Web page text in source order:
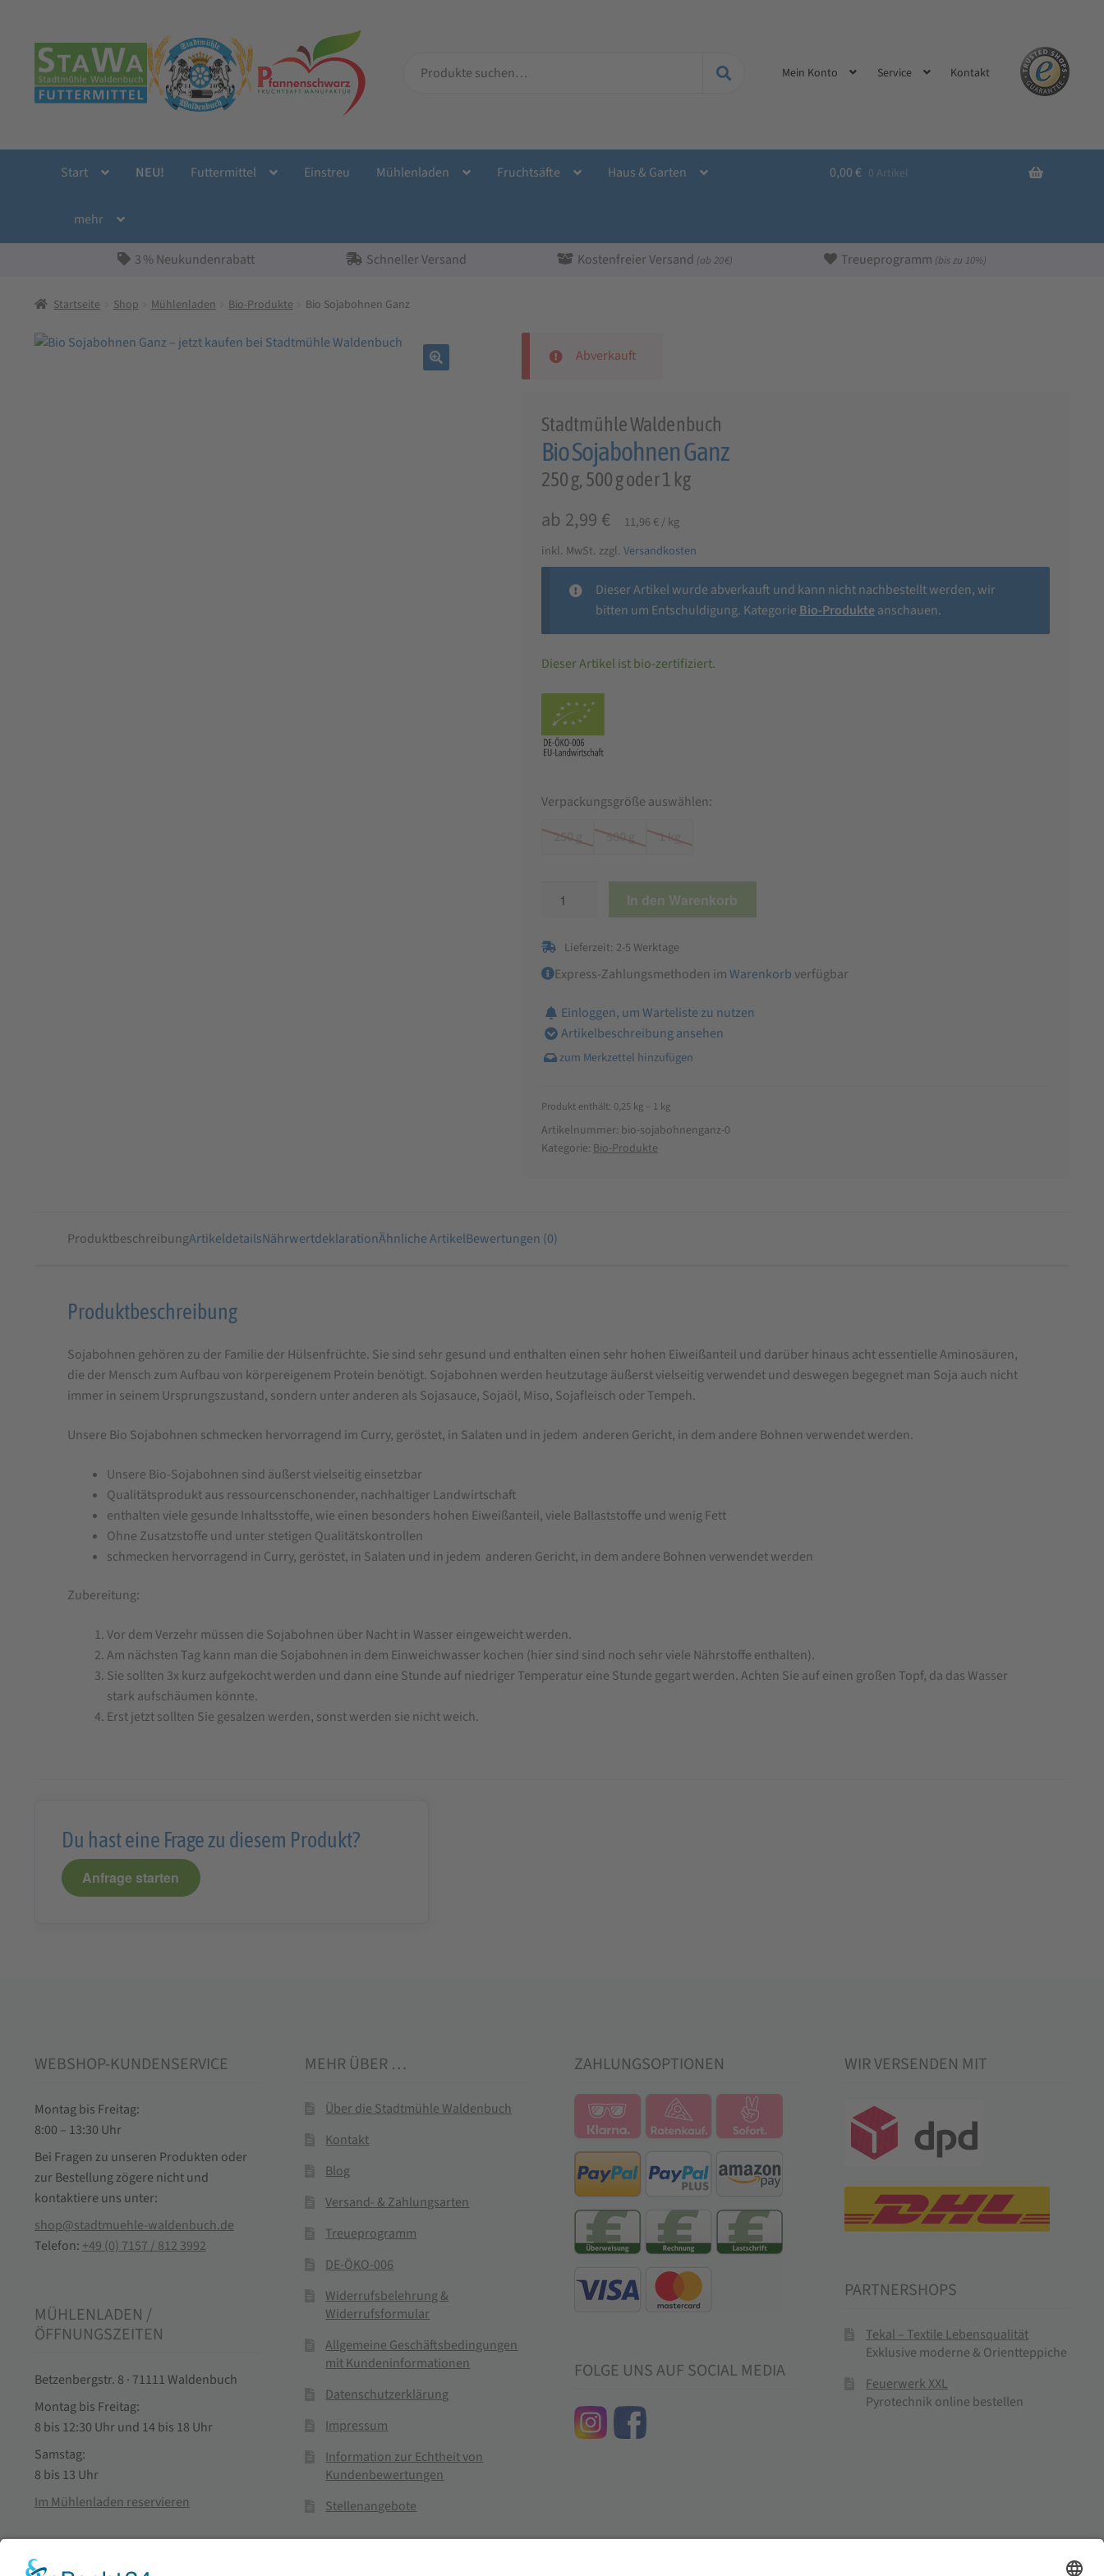
Navigation
springen
Inhalt
springen
nach:
Mein Konto Service Kontakt
Start NEU! Futtermittel Einstreu Mühlenladen Fruchtsäfte Haus & Garten
mehr
0,00 € 0 Artikel
3 % Neukundenrabatt Schneller Versand Kostenfreier Versand (ab 20 €) Treueprogramm (bis zu 10%)
Startseite Shop Mühlenladen Bio-Produkte Bio Sojabohnen Ganz
Abverkauft
Stadtmühle Waldenbuch
Bio Sojabohnen Ganz
250 g, 500 g oder 1 kg
ab 2,99 € 11,96 € /kg
inkl. MwSt. zzgl. Versandkosten
Dieser Artikel wurde abverkauft und kann nicht nachbestellt werden, wir
bitten um Entschuldigung. Kategorie Bio-Produkteanschauen.
Dieser Artikel ist bio-zertifiziert.
Verpackungsgröße auswählen:
250 g
500 g 1 kg
Sojabohnen
Menge
In den Warenkorb
Lieferzeit: 2-5 Werktage
Express-Zahlungsmethoden imWarenkorb verfügbar
Einloggen, um Warteliste zu nutzen
Artikelbeschreibung ansehen
Produkt enthält: 0,25 kg– 1 kg
Artikelnummer: bio-sojabohnenganz-0
Kategorie: Bio-Produkte
ProduktbeschreibungArtikeldetailsNährwertdeklarationÄhnliche ArtikelBewertungen (0)
Produktbeschreibung
Bio
Sojabohnen
Produktbeschreibung
Sojabohnen gehören zu der Familie der Hülsenfrüchte. Sie sind sehr gesund und enthalten einen sehr hohen Eiweißanteil und darüber hinaus acht essentielle Aminosäuren,
die der Mensch zum Aufbau von körpereigenem Protein benötigt. Sojabohnen werden heutzutage äußerst vielseitig verwendet und deswegen begegnet man Soja auch nicht
immer in seinem Ursprungszustand, sondern unter anderen als Sojasauce, Sojaöl, Miso, Sojafleisch oder Tempeh.
Unsere Bio Sojabohnen schmecken hervorragend im Curry, geröstet, in Salaten und in jedem anderen Gericht, in dem andere Bohnen verwendet werden.
Unsere Bio-Sojabohnen sind äußerst vielseitig einsetzbar
Qualitätsprodukt aus ressourcenschonender, nachhaltiger Landwirtschaft
enthalten viele gesunde Inhaltsstoffe, wie einen besonders hohen Eiweißanteil, viele Ballaststoffe und wenig Fett
Ohne Zusatzstoffe und unter stetigen Qualitätskontrollen
schmecken hervorragend in Curry, geröstet, in Salaten und in jedem anderen Gericht, in dem andere Bohnen verwendet werden
Zubereitung:
Vor dem Verzehr müssen die Sojabohnen über Nacht in Wasser eingeweicht werden.
Am nächsten Tag kann man die Sojabohnen in dem Einweichwasser kochen (hier sind sind noch sehr viele Nährstoffe enthalten).
Sie sollten 3x kurz aufgekocht werden und dann eine Stunde auf niedriger Temperatur eine Stunde gegart werden. Achten Sie auf einen großen Topf, da das Wasser
stark aufschäumen könnte.
Erst jetzt sollten Sie gesalzen werden, sonst werden sie nicht weich.
Du hast eine Frage zu diesem Produkt?
Anfrage starten
WEBSHOP-KUNDENSERVICE
Montag bis Freitag:
8:00 – 13:30 Uhr
Bei Fragen zu unseren Produkten oder
zur Bestellung zögere nicht und
kontaktiere uns unter:
shop@stadtmuehle-waldenbuch.de
Telefon: +49 (0) 7157 / 812 3992
MÜHLENLADEN /
ÖFFNUNGSZEITEN
Betzenbergstr. 8 · 71111 Waldenbuch
Montag bis Freitag:
8 bis 12:30 Uhr und 14 bis 18 Uhr
Samstag:
8 bis 13 Uhr
Im Mühlenladen reservieren
MEHR ÜBER …
Über die Stadtmühle Waldenbuch
Kontakt
Blog
Versand- & Zahlungsarten
Treueprogramm
DE-ÖKO-006
Widerrufsbelehrung &
Widerrufsformular
Allgemeine Geschäftsbedingungen
mit Kundeninformationen
Datenschutzerklärung
Impressum
Information zur Echtheit von
Kundenbewertungen
Stellenangebote
ZAHLUNGSOPTIONEN
FOLGE UNS AUF SOCIAL MEDIA
WIR VERSENDEN MIT
PARTNERSHOPS
Tekal – Textile Lebensqualität
Exklusive moderne & Orientteppiche
Feuerwerk XXL
Pyrotechnik online bestellen